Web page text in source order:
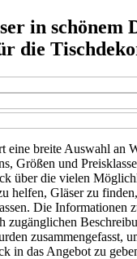
in schönem
die
eine breite Auswahl an
Größen und
über die vielen
helfen, Gläser zu
Die Informationen
zugänglichen
zusammengefasst,
in das Angebot zu